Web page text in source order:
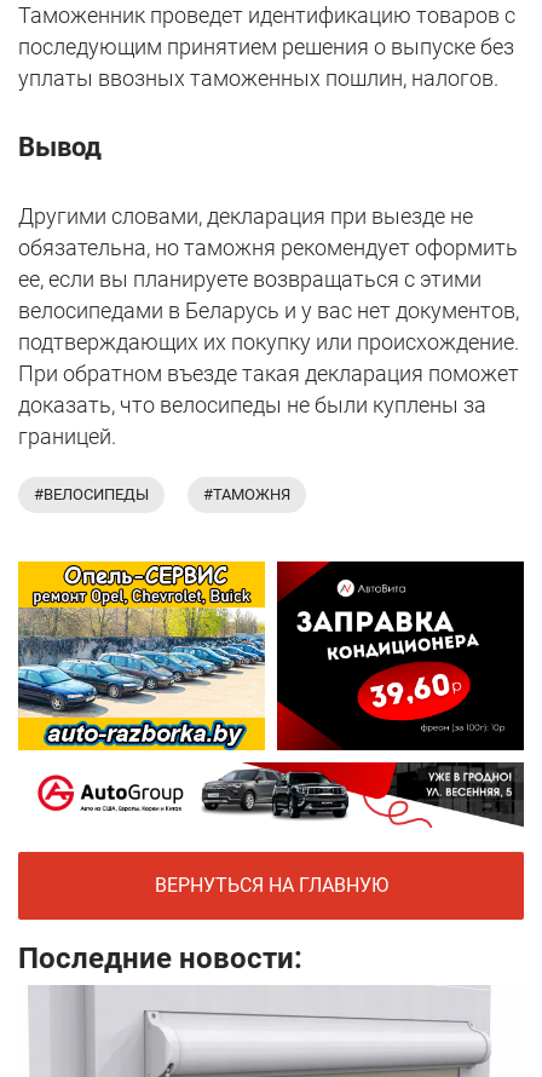
Таможенник проведет идентификацию товаров с
последующим принятием решения о выпуске без
уплаты ввозных таможенных пошлин, налогов.
Вывод
Другими словами, декларация при выезде не
обязательна, но таможня рекомендует оформить
ее, если вы планируете возвращаться с этими
велосипедами в Беларусь и у вас нет документов,
подтверждающих их покупку или происхождение.
При обратном въезде такая декларация поможет
доказать, что велосипеды не были куплены за
границей.
#ВЕЛОСИПЕДЫ #ТАМОЖНЯ
ВЕРНУТЬСЯ НА ГЛАВНУЮ
Последние новости: